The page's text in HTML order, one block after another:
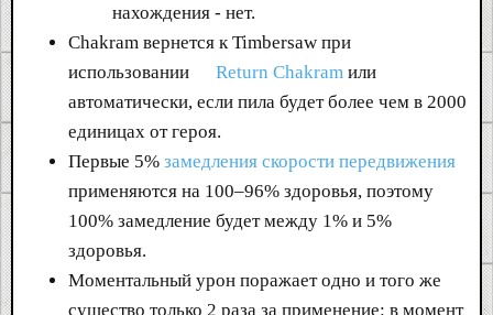
нахождения - нет.
Chakram вернется к Timbersaw при
использовании
Return Chakram или
автоматически, если пила будет более чем в 2000
единицах от героя.
Первые 5% замедления скорости передвижения
применяются на 100–96% здоровья, поэтому
100% замедление будет между 1% и 5%
здоровья.
Моментальный урон поражает одно и того же
существо только 2 раза за применение: в момент